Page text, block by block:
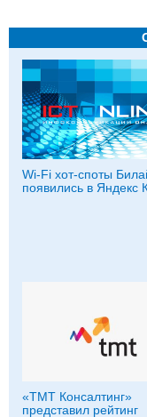
Wi-Fi хот-споты
появились в Яндекс
«ТМТ Консалтинг»
представил рейтинг